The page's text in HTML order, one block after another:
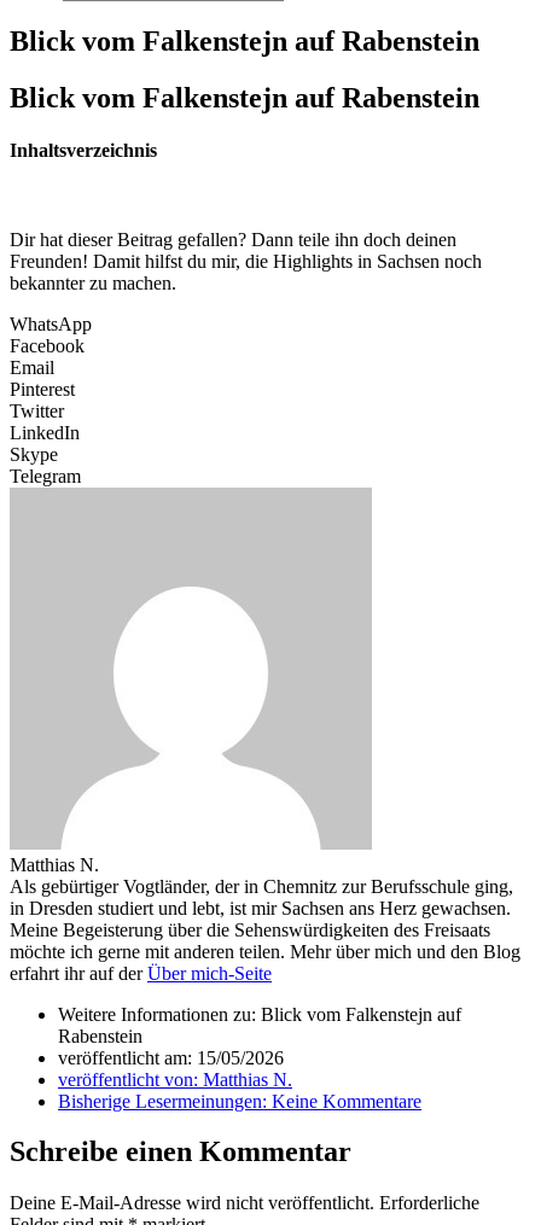
Blick vom Falkenstejn auf Rabenstein
Blick vom Falkenstejn auf Rabenstein
Inhaltsverzeichnis
Dir hat dieser Beitrag gefallen? Dann teile ihn doch deinen
Freunden! Damit hilfst du mir, die Highlights in Sachsen noch
bekannter zu machen.
WhatsApp
Facebook
Email
Pinterest
Twitter
LinkedIn
Skype
Telegram
Matthias N.
Als gebürtiger Vogtländer, der in Chemnitz zur Berufsschule ging,
in Dresden studiert und lebt, ist mir Sachsen ans Herz gewachsen.
Meine Begeisterung über die Sehenswürdigkeiten des Freisaats
möchte ich gerne mit anderen teilen. Mehr über mich und den Blog
erfahrt ihr auf derÜber mich-Seite
Weitere Informationen zu: Blick vom Falkenstejn auf
Rabenstein
veröffentlicht am: 15/05/2026
veröffentlicht von: Matthias N.
Bisherige Lesermeinungen: Keine Kommentare
Schreibe einen Kommentar
Deine E-Mail-Adresse wird nicht veröffentlicht. Erforderliche